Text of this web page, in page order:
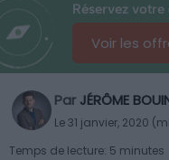
Réservez
Voir les
Par JÉRÔME
Le 31 janvier, 2020
Temps de lecture: 5 minutes